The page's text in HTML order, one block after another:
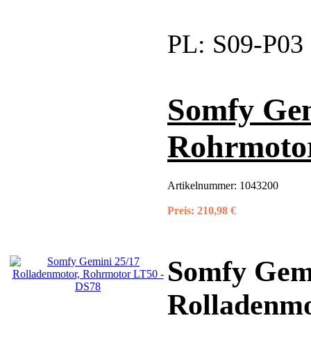
PL: S09-P03
Somfy
Artikelnummer: 1043200
Preis: 210,98 €
Somfy